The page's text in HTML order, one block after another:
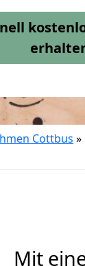
Cottbus »
Mit